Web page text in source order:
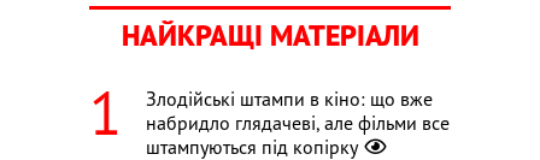
НАЙКРАЩІ МАТЕРІАЛИ
Злодійські штампи в кіно: що вже
набридло глядачеві, але фільми все
штампуються під копірку